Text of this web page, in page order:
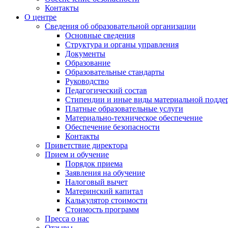
Контакты
О центре
Сведения об образовательной организации
Основные сведения
Структура и органы управления
Документы
Образование
Образовательные стандарты
Руководство
Педагогический состав
Стипендии и иные виды материальной
Платные образовательные услуги
Материально-техническое обеспечение
Обеспечение безопасности
Контакты
Приветствие директора
Прием и обучение
Порядок приема
Заявления на обучение
Налоговый вычет
Материнский капитал
Калькулятор стоимости
Стоимость программ
Пресса о нас